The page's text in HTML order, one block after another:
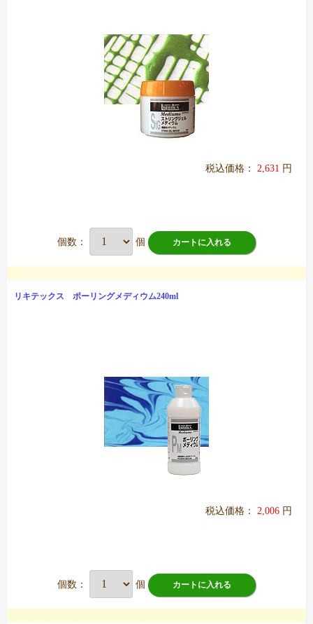
税込価格： 2,631 円
個数： 個 カートに入れる
リキテックス ポーリングメディウム240ml
税込価格： 2,006 円
個数： 個 カートに入れる